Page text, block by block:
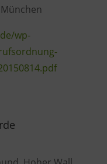
wp-